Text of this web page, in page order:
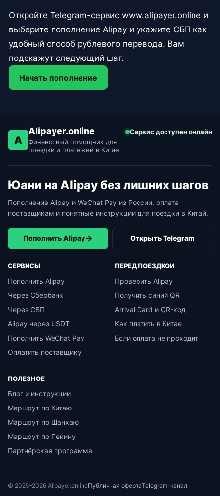
Откройте Telegram-сервис www.alipayer.online и
выберите пополнение Alipay и укажите СБП как
удобный способ рублевого перевода. Вам
подскажут следующий шаг.
Начать пополнение
A
Alipayer.online
Финансовый помощник для
поездки и платежей в Китае
Сервис доступен онлайн
Юани на Alipay без лишних шагов
Пополнение Alipay и WeChat Pay из России, оплата
поставщикам и понятные инструкции для поездки в Китай.
Пополнить Alipay→ Открыть Telegram
СЕРВИСЫ
Пополнить Alipay
Через Сбербанк
Через СБП
Alipay через USDT
Пополнить WeChat Pay
Оплатить поставщику
ПЕРЕД ПОЕЗДКОЙ
Проверить Alipay
Получить синий QR
Arrival Card и QR-код
Как платить в Китае
Если оплата не проходит
ПОЛЕЗНОЕ
Блог и инструкции
Маршрут по Китаю
Маршрут по Шанхаю
Маршрут по Пекину
Партнёрская программа
© 2025–2026 Alipayer.onlineПубличная офертаTelegram-канал